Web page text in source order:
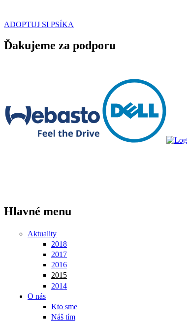
ADOPTUJ SI PSÍKA
Ďakujeme za podporu
Hlavné menu
Aktuality
2018
2017
2016
2015
2014
O nás
Kto sme
Náš tím